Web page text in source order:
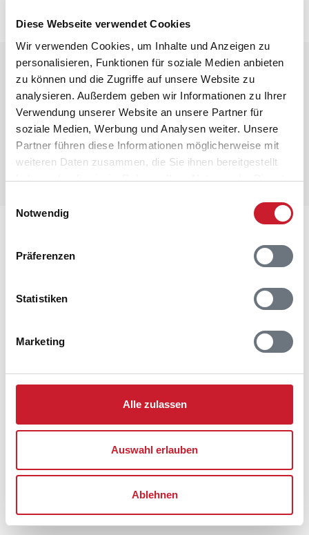
Diese Webseite verwendet Cookies
Wir verwenden Cookies, um Inhalte und Anzeigen zu
personalisieren, Funktionen für soziale Medien anbieten
zu können und die Zugriffe auf unsere Website zu
analysieren. Außerdem geben wir Informationen zu Ihrer
Verwendung unserer Website an unsere Partner für
soziale Medien, Werbung und Analysen weiter. Unsere
Partner führen diese Informationen möglicherweise mit
weiteren Daten zusammen, die Sie ihnen bereitgestellt
haben oder die sie im Rahmen Ihrer Nutzung der Dienste
Notwendig
Präferenzen
Statistiken
Marketing
Alle zulassen
Auswahl erlauben
Ablehnen
Raumaufteilung
Søndervang 45